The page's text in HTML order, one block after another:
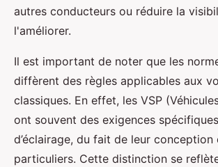
autres conducteurs ou réduire la
l'améliorer.
Il est important de noter que les
diffèrent des règles applicables aux
classiques. En effet, les VSP
ont souvent des exigences
d’éclairage, du fait de leur conception
particuliers. Cette distinction se